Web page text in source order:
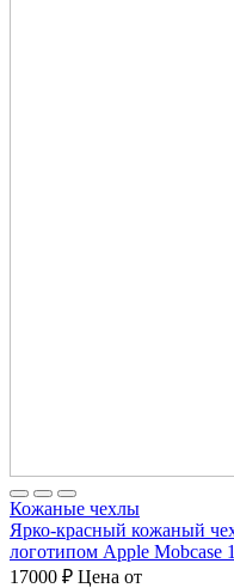
Кожаные чехлы
Ярко-красный кожаный
логотипом Apple Mobcase
17000 ₽ Цена от